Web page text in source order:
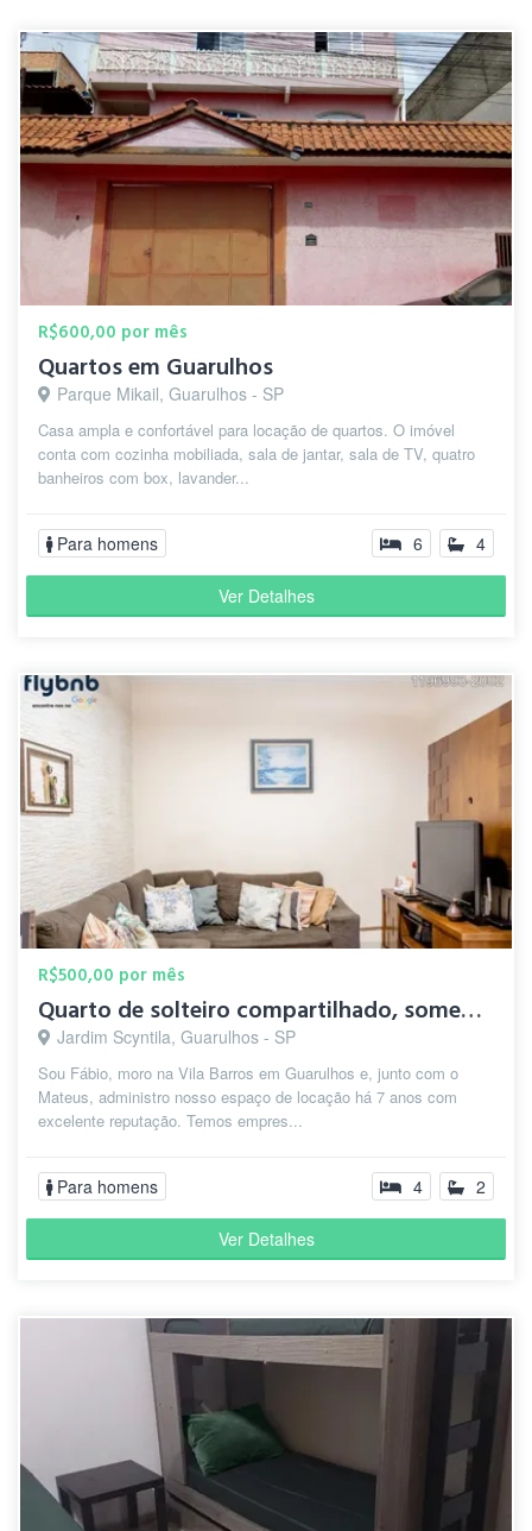
R$600,00 por mês
Quartos em Guarulhos
Parque Mikail, Guarulhos - SP
Casa ampla e confortável para locação de quartos. O imóvel
conta com cozinha mobiliada, sala de jantar, sala de TV, quatro
banheiros com box, lavander...
Para homens 6 4
Ver Detalhes
R$500,00 por mês
Quarto de solteiro compartilhado, somente para rapazes
Jardim Scyntila, Guarulhos - SP
Sou Fábio, moro na Vila Barros em Guarulhos e, junto com o
Mateus, administro nosso espaço de locação há 7 anos com
excelente reputação. Temos empres...
Para homens 4 2
Ver Detalhes